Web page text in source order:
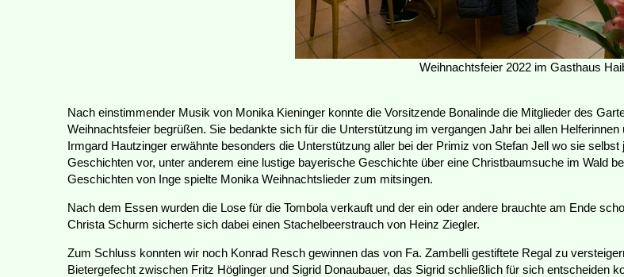
Weihnachtsfeier 2022 im Gasthaus
Nach einstimmender Musik von Monika Kieninger konnte die Vorsitzende Bonalinde die Mitglieder des
Weihnachtsfeier begrüßen. Sie bedankte sich für die Unterstützung im vergangen Jahr bei allen
Irmgard Hautzinger erwähnte besonders die Unterstützung aller bei der Primiz von Stefan Jell wo sie
Geschichten vor, unter anderem eine lustige bayerische Geschichte über eine Christbaumsuche im Wald
Geschichten von Inge spielte Monika Weihnachtslieder zum mitsingen.
Nach dem Essen wurden die Lose für die Tombola verkauft und der ein oder andere brauchte am Ende
Christa Schurm sicherte sich dabei einen Stachelbeerstrauch von Heinz Ziegler.
Zum Schluss konnten wir noch Konrad Resch gewinnen das von Fa. Zambelli gestiftete Regal zu
Bietergefecht zwischen Fritz Höglinger und Sigrid Donaubauer, das Sigrid schließlich für sich entscheiden